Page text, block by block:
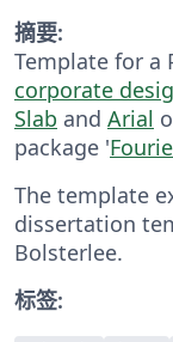
摘要:
Template for a
corporate
Slab and Arial
package '
The template
dissertation
Bolsterlee.
标签: